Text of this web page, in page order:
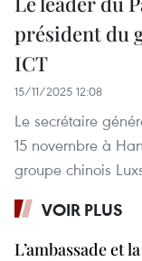
président du
ICT
15/11/2025 12:08
Le secrétaire
15 novembre à
groupe chinois
VOIR PLUS
L’ambassade et